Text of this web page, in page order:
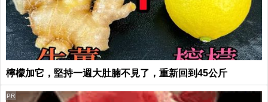
檸檬加它，堅持一週大肚腩不見了，重新回到45公斤
PR